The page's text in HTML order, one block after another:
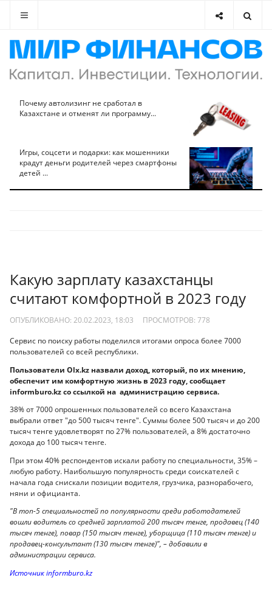
Почему автолизинг не сработал в
Казахстане и отменят ли программу...
Игры, соцсети и подарки: как мошенники
крадут деньги родителей через смартфоны
детей ...
Какую зарплату казахстанцы
считают комфортной в 2023 году
ОПУБЛИКОВАНО: 20.02.2023, 18:03 ПРОСМОТРОВ: 778
Cервис по поиску работы поделился итогами опроса более 7000
пользователей со всей республики.
Пользователи Olx.kz назвали доход, который, по их мнению,
обеспечит им комфортную жизнь в 2023 году, сообщает
informburo.kz со ссылкой на администрацию сервиса.
38% от 7000 опрошенных пользователей со всего Казахстана
выбрали ответ "до 500 тысяч тенге". Суммы более 500 тысяч и до 200
тысяч тенге удовлетворят по 27% пользователей, а 8% достаточно
дохода до 100 тысяч тенге.
При этом 40% респондентов искали работу по специальности, 35% –
любую работу. Наибольшую популярность среди соискателей с
начала года снискали позиции водителя, грузчика, разнорабочего,
няни и официанта.
"В топ-5 специальностей по популярности среди работодателей
вошли водитель со средней зарплатой 200 тысяч тенге, продавец (140
тысяч тенге), повар (150 тысяч тенге), уборщица (110 тысяч тенге) и
продавец-консультант (130 тысяч тенге)", – добавили в
администрации сервиса.
Источник informburo.kz